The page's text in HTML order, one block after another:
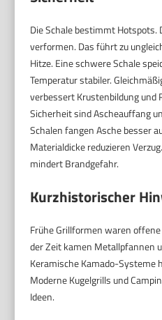
Die Schale bestimmt
verformen. Das führt zu
Hitze. Eine schwere Schale
Temperatur stabiler.
verbessert Krustenbildung und
Sicherheit sind Ascheauffang
Schalen fangen Asche besser
Materialdicke reduzieren
mindert Brandgefahr.
Kurzhistorischer
Frühe Grillformen waren
der Zeit kamen Metallpfannen
Keramische Kamado-Systeme
Moderne Kugelgrills und
Ideen.